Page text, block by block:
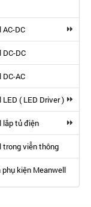
DC
DC
AC
( LED Driver )
lắp tủ điện
trong viễn thông
phụ kiện Meanwell